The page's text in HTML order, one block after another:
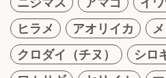
ヒラメ
アオリイカ
クロダイ（チヌ）
シロ